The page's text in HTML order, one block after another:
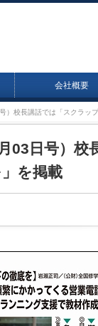
会社概要
）校長講話では「スクラッ
03日号）校
を掲載